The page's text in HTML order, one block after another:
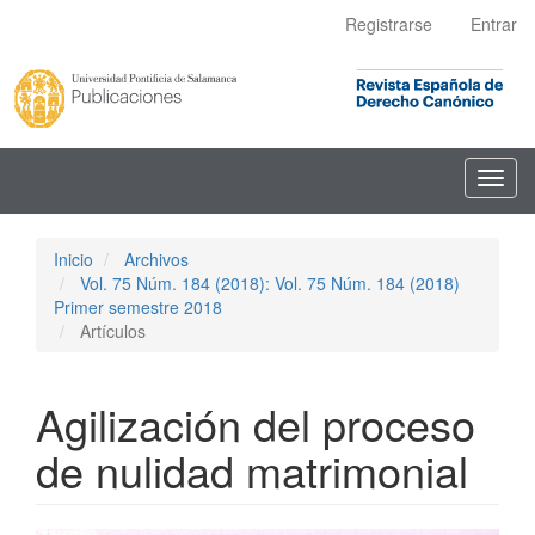
principal
Barra
lateral
Registrarse Entrar
Inicio
Archivos
Vol. 75 Núm. 184 (2018): Vol. 75 Núm. 184 (2018)
Primer semestre 2018
Artículos
Agilización del proceso
de nulidad matrimonial